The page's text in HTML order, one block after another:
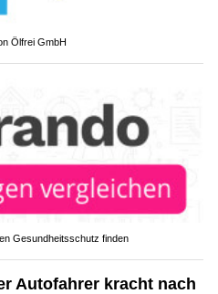
Ölfrei GmbH
Gesundheitsschutz finden
Autofahrer kracht nach